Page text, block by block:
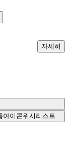
자세히
아이콘위시리스트